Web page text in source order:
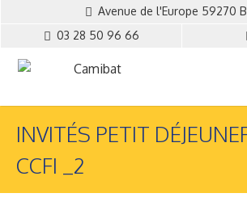
Avenue de l'Europe 59270
03 28 50 96 66
INVITÉS PETIT
CCFI _2